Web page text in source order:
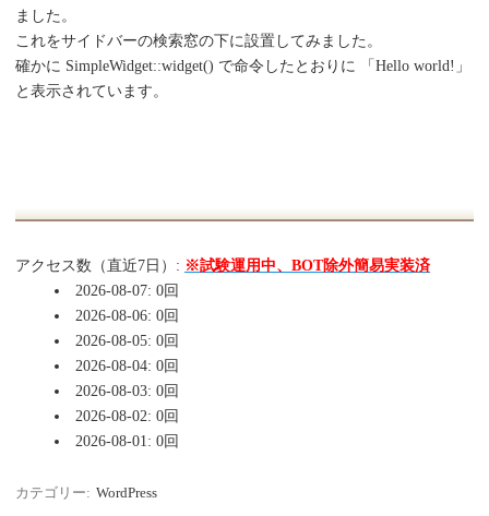
ました。
これをサイドバーの検索窓の下に設置してみました。
確かに SimpleWidget::widget() で命令したとおりに 「Hello world!」
と表示されています。
アクセス数（直近7日）: ※試験運用中、BOT除外簡易実装済
2026-08-07: 0回
2026-08-06: 0回
2026-08-05: 0回
2026-08-04: 0回
2026-08-03: 0回
2026-08-02: 0回
2026-08-01: 0回
カテゴリー: WordPress